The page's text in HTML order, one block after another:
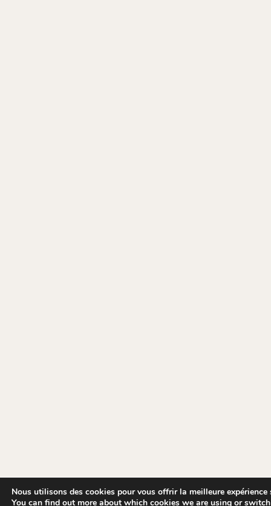
Nous utilisons des cookies pour vous offrir la meilleure expérience
You can find out more about which cookies we are using or